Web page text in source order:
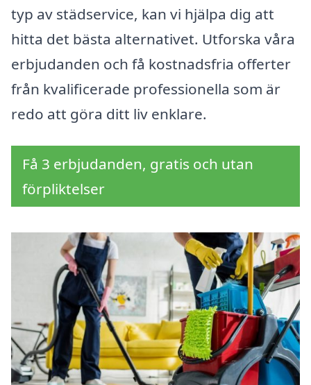
typ av städservice, kan vi hjälpa dig att
hitta det bästa alternativet. Utforska våra
erbjudanden och få kostnadsfria offerter
från kvalificerade professionella som är
redo att göra ditt liv enklare.
Få 3 erbjudanden, gratis och utan
förpliktelser